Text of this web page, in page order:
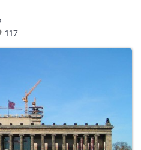
117